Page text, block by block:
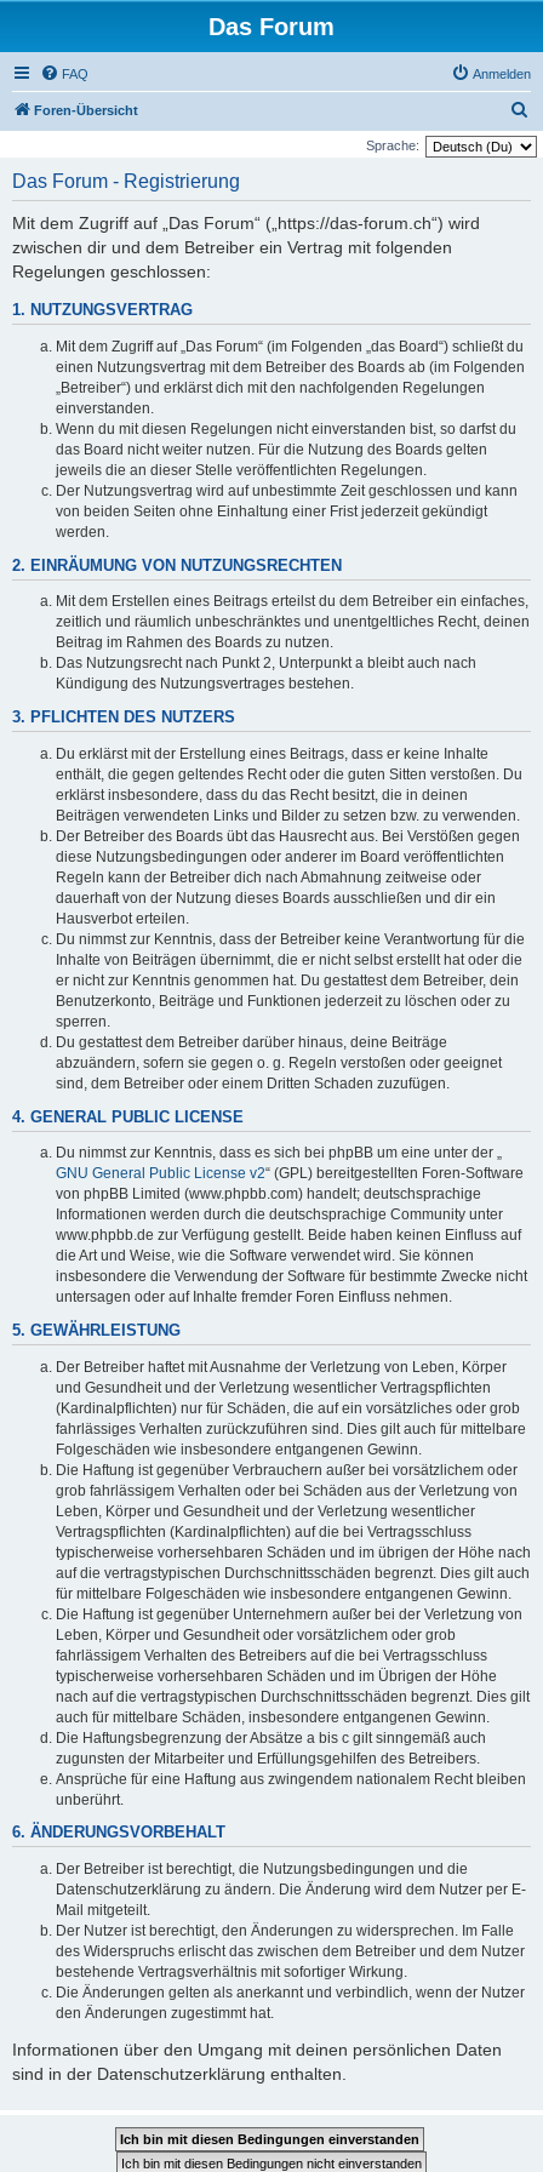
Das Forum
FAQ Anmelden
Foren-Übersicht
u
Sprache:
Das Forum - Registrierung
Mit dem Zugriff auf „Das Forum“ („https://das-forum.ch“) wird
zwischen dir und dem Betreiber ein Vertrag mit folgenden
Regelungen geschlossen:
1. NUTZUNGSVERTRAG
Mit dem Zugriff auf „Das Forum“ (im Folgenden „das Board“) schließt du
einen Nutzungsvertrag mit dem Betreiber des Boards ab (im Folgenden
„Betreiber“) und erklärst dich mit den nachfolgenden Regelungen
einverstanden.
Wenn du mit diesen Regelungen nicht einverstanden bist, so darfst du
das Board nicht weiter nutzen. Für die Nutzung des Boards gelten
jeweils die an dieser Stelle veröffentlichten Regelungen.
Der Nutzungsvertrag wird auf unbestimmte Zeit geschlossen und kann
von beiden Seiten ohne Einhaltung einer Frist jederzeit gekündigt
werden.
2. EINRÄUMUNG VON NUTZUNGSRECHTEN
Mit dem Erstellen eines Beitrags erteilst du dem Betreiber ein einfaches,
zeitlich und räumlich unbeschränktes und unentgeltliches Recht, deinen
Beitrag im Rahmen des Boards zu nutzen.
Das Nutzungsrecht nach Punkt 2, Unterpunkt a bleibt auch nach
Kündigung des Nutzungsvertrages bestehen.
3. PFLICHTEN DES NUTZERS
Du erklärst mit der Erstellung eines Beitrags, dass er keine Inhalte
enthält, die gegen geltendes Recht oder die guten Sitten verstoßen. Du
erklärst insbesondere, dass du das Recht besitzt, die in deinen
Beiträgen verwendeten Links und Bilder zu setzen bzw. zu verwenden.
Der Betreiber des Boards übt das Hausrecht aus. Bei Verstößen gegen
diese Nutzungsbedingungen oder anderer im Board veröffentlichten
Regeln kann der Betreiber dich nach Abmahnung zeitweise oder
dauerhaft von der Nutzung dieses Boards ausschließen und dir ein
Hausverbot erteilen.
Du nimmst zur Kenntnis, dass der Betreiber keine Verantwortung für die
Inhalte von Beiträgen übernimmt, die er nicht selbst erstellt hat oder die
er nicht zur Kenntnis genommen hat. Du gestattest dem Betreiber, dein
Benutzerkonto, Beiträge und Funktionen jederzeit zu löschen oder zu
sperren.
Du gestattest dem Betreiber darüber hinaus, deine Beiträge
abzuändern, sofern sie gegen o. g. Regeln verstoßen oder geeignet
sind, dem Betreiber oder einem Dritten Schaden zuzufügen.
4. GENERAL PUBLIC LICENSE
Du nimmst zur Kenntnis, dass es sich bei phpBB um eine unter der „
GNU General Public License v2“ (GPL) bereitgestellten Foren-Software
von phpBB Limited (www.phpbb.com) handelt; deutschsprachige
Informationen werden durch die deutschsprachige Community unter
www.phpbb.de zur Verfügung gestellt. Beide haben keinen Einfluss auf
die Art und Weise, wie die Software verwendet wird. Sie können
insbesondere die Verwendung der Software für bestimmte Zwecke nicht
untersagen oder auf Inhalte fremder Foren Einfluss nehmen.
5. GEWÄHRLEISTUNG
Der Betreiber haftet mit Ausnahme der Verletzung von Leben, Körper
und Gesundheit und der Verletzung wesentlicher Vertragspflichten
(Kardinalpflichten) nur für Schäden, die auf ein vorsätzliches oder grob
fahrlässiges Verhalten zurückzuführen sind. Dies gilt auch für mittelbare
Folgeschäden wie insbesondere entgangenen Gewinn.
Die Haftung ist gegenüber Verbrauchern außer bei vorsätzlichem oder
grob fahrlässigem Verhalten oder bei Schäden aus der Verletzung von
Leben, Körper und Gesundheit und der Verletzung wesentlicher
Vertragspflichten (Kardinalpflichten) auf die bei Vertragsschluss
typischerweise vorhersehbaren Schäden und im übrigen der Höhe nach
auf die vertragstypischen Durchschnittsschäden begrenzt. Dies gilt auch
für mittelbare Folgeschäden wie insbesondere entgangenen Gewinn.
Die Haftung ist gegenüber Unternehmern außer bei der Verletzung von
Leben, Körper und Gesundheit oder vorsätzlichem oder grob
fahrlässigem Verhalten des Betreibers auf die bei Vertragsschluss
typischerweise vorhersehbaren Schäden und im Übrigen der Höhe
nach auf die vertragstypischen Durchschnittsschäden begrenzt. Dies gilt
auch für mittelbare Schäden, insbesondere entgangenen Gewinn.
Die Haftungsbegrenzung der Absätze a bis c gilt sinngemäß auch
zugunsten der Mitarbeiter und Erfüllungsgehilfen des Betreibers.
Ansprüche für eine Haftung aus zwingendem nationalem Recht bleiben
unberührt.
6. ÄNDERUNGSVORBEHALT
Der Betreiber ist berechtigt, die Nutzungsbedingungen und die
Datenschutzerklärung zu ändern. Die Änderung wird dem Nutzer per E-
Mail mitgeteilt.
Der Nutzer ist berechtigt, den Änderungen zu widersprechen. Im Falle
des Widerspruchs erlischt das zwischen dem Betreiber und dem Nutzer
bestehende Vertragsverhältnis mit sofortiger Wirkung.
Die Änderungen gelten als anerkannt und verbindlich, wenn der Nutzer
den Änderungen zugestimmt hat.
Informationen über den Umgang mit deinen persönlichen Daten
sind in der Datenschutzerklärung enthalten.